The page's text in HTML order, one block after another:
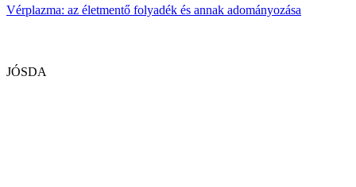
Vérplazma: az életmentő folyadék és annak adományozása
JÓSDA